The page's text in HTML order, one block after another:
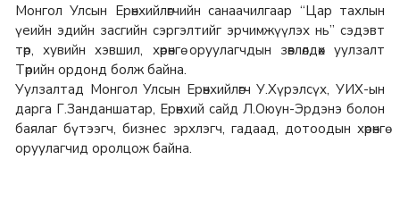
Монгол Улсын Ерөнхийлөгчийн санаачилгаар “Цар тахлын
үеийн эдийн засгийн сэргэлтийг эрчимжүүлэх нь” сэдэвт
төр, хувийн хэвшил, хөрөнгө оруулагчдын зөвлөлдөх уулзалт
Төрийн ордонд болж байна.
Уулзалтад Монгол Улсын Ерөнхийлөгч У.Хүрэлсүх, УИХ-ын
дарга Г.Занданшатар, Ерөнхий сайд Л.Оюун-Эрдэнэ болон
баялаг бүтээгч, бизнес эрхлэгч, гадаад, дотоодын хөрөнгө
оруулагчид оролцож байна.